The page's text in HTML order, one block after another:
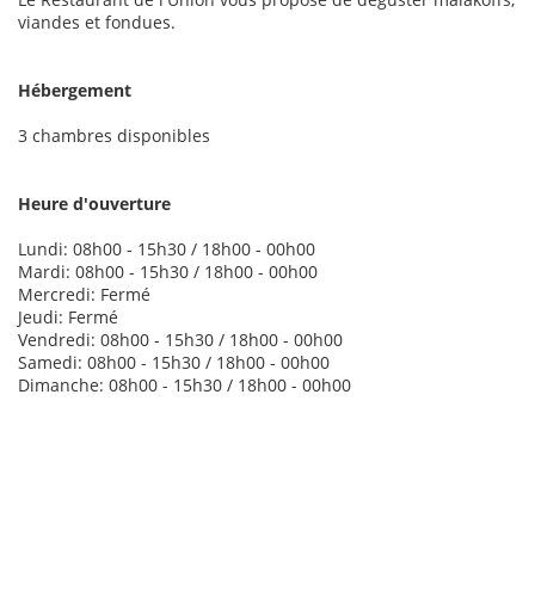
viandes et fondues.
Hébergement
3 chambres disponibles
Heure d'ouverture
Lundi: 08h00 - 15h30 / 18h00 - 00h00
Mardi: 08h00 - 15h30 / 18h00 - 00h00
Mercredi: Fermé
Jeudi: Fermé
Vendredi: 08h00 - 15h30 / 18h00 - 00h00
Samedi: 08h00 - 15h30 / 18h00 - 00h00
Dimanche: 08h00 - 15h30 / 18h00 - 00h00